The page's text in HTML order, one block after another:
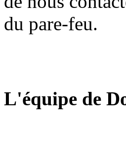
du pare-feu.
L'équipe de